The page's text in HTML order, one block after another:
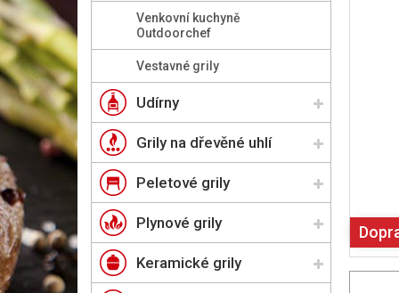
Venkovní kuchyně
Outdoorchef
Vestavné grily
Udírny
Grily na dřevěné uhlí
Peletové grily
Plynové grily
Keramické grily